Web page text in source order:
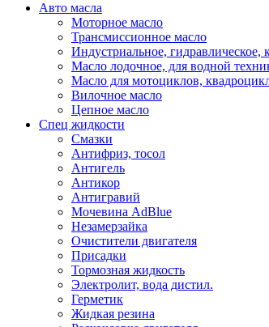
Авто масла
Моторное масло
Трансмиссионное масло
Индустриальное,
Масло лодочное, для водной
Масло для мотоциклов,
Вилочное масло
Цепное масло
Спец жидкости
Смазки
Антифриз, тосол
Антигель
Антикор
Антигравий
Мочевина AdBlue
Незамерзайка
Очистители двигателя
Присадки
Тормозная жидкость
Электролит, вода дистил.
Герметик
Жидкая резина